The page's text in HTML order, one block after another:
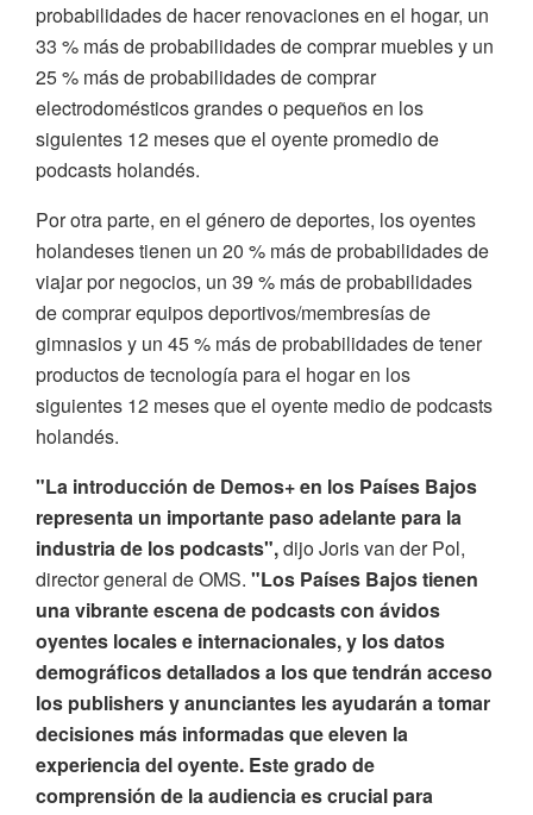
probabilidades de hacer renovaciones en el hogar, un
33 % más de probabilidades de comprar muebles y un
25 % más de probabilidades de comprar
electrodomésticos grandes o pequeños en los
siguientes 12 meses que el oyente promedio de
podcasts holandés.
Por otra parte, en el género de deportes, los oyentes
holandeses tienen un 20 % más de probabilidades de
viajar por negocios, un 39 % más de probabilidades
de comprar equipos deportivos/membresías de
gimnasios y un 45 % más de probabilidades de tener
productos de tecnología para el hogar en los
siguientes 12 meses que el oyente medio de podcasts
holandés.
"La introducción de Demos+ en los Países Bajos
representa un importante paso adelante para la
industria de los podcasts",dijo Joris van der Pol,
director general de OMS. "Los Países Bajos tienen
una vibrante escena de podcasts con ávidos
oyentes locales e internacionales, y los datos
demográficos detallados a los que tendrán acceso
los publishers y anunciantes les ayudarán a tomar
decisiones más informadas que eleven la
experiencia del oyente. Este grado de
comprensión de la audiencia es crucial para